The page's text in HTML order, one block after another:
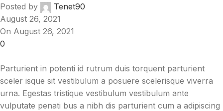
Posted by
Tenet90
August 26, 2021
On August 26, 2021
0
Parturient in potenti id rutrum duis torquent parturient
sceler isque sit vestibulum a posuere scelerisque viverra
urna. Egestas tristique vestibulum vestibulum ante
vulputate penati bus a nibh dis parturient cum a adipiscing